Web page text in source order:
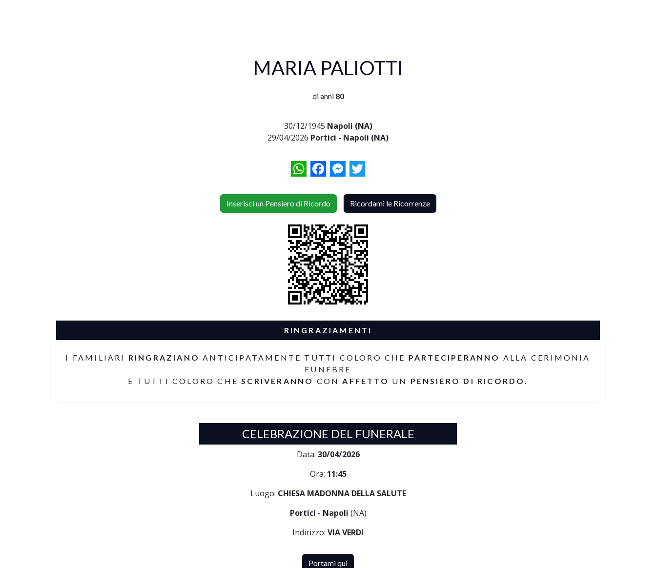
MARIA PALIOTTI
di anni 80
30/12/1945 Napoli (NA)
29/04/2026 Portici - Napoli (NA)
WhatsAppFacebookMessenger
Twitter
Inserisci un Pensiero di Ricordo Ricordami le Ricorrenze
RINGRAZIAMENTI
I FAMILIARI RINGRAZIANO ANTICIPATAMENTE TUTTI COLORO CHE PARTECIPERANNO ALLA CERIMONIA
FUNEBRE
E TUTTI COLORO CHESCRIVERANNO CONAFFETTO UN PENSIERO DI RICORDO.
CELEBRAZIONE DEL FUNERALE
Data: 30/04/2026
Ora: 11:45
Luogo: CHIESA MADONNA DELLA SALUTE
Portici - Napoli (NA)
Indirizzo: VIA VERDI
Portami qui